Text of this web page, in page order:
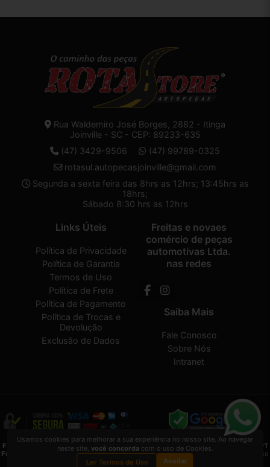
Rua Waldemiro José Borges, 2882 - Itinga
Joinville - SC - CEP: 89233-635
(47) 3429-9506
(47) 99789-0325
rotasul.autopecasjoinville@gmail.com
Segunda a sexta feira das 8hrs as 12hrs; 13:45hrs as
18hrs;
Sábado 8:30 hrs as 12hrs
Links Úteis
Política de Privacidade
Política de Garantia
Termos de Uso
Política de Frete
Política de Pagamento
Política de Trocas e
Devolução
Exclusão de Dados
Freitas e novaes
comércio de peças
automotivas Ltda.
nas redes
Saiba Mais
Fale Conosco
Sobre Nós
Intranet
Freitas e novaes comércio de peças automotivas Ltda.2026 CREATED BYVAAPT
Freitas e novaes comércio de peças automotivas Ltda.é uma empresa inscrita no
CNPJ13.495.371/0001-33
Usamos cookies para melhorar a sua experiência no nosso site. Ao navegar
neste site, você concordacom o uso de Cookies.
Ler Termos de Uso
Aceitar